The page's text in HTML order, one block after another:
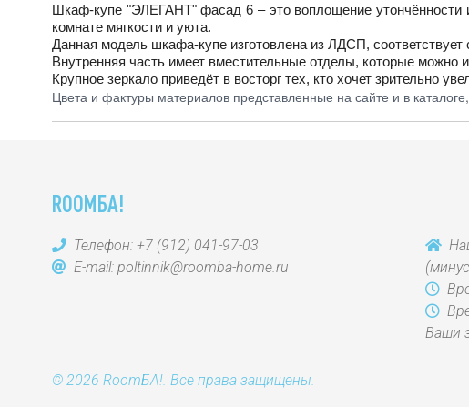
Шкаф-купе "ЭЛЕГАНТ" фасад 6 – это воплощение утончённости
комнате мягкости и уюта.
Данная модель шкафа-купе изготовлена из ЛДСП,
Внутренняя часть имеет вместительные отделы, которые можно
Крупное зеркало приведёт в восторг тех, кто хочет зрительно
Цвета и фактуры материалов представленные на сайте и в
ROOMБА!
Телефон: +7 (912) 041-97-03
E-mail: poltinnik@roomba-home.ru
Ваши
© 2026 RoomБА!. Все права защищены.